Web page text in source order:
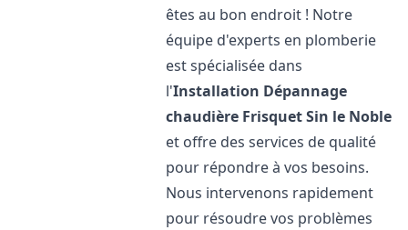
êtes au bon endroit ! Notre
équipe d'experts en plomberie
est spécialisée dans
l'Installation Dépannage
chaudière FrisquetSin le Noble
et offre des services de qualité
pour répondre à vos besoins.
Nous intervenons rapidement
pour résoudre vos problèmes